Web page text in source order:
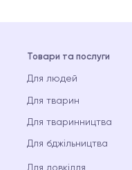
Товари та послуги
Для людей
Для тварин
Для тваринництва
Для бджільництва
Для довкілля